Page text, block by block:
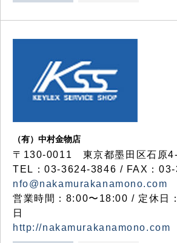
（有）中村金物店
〒130-0011 東京都墨田区石原
TEL：03-3624-3846 / FAX：
nfo@nakamurakanamono.com
営業時間：8:00〜18:00 / 定休日
日
http://nakamurakanamono.com